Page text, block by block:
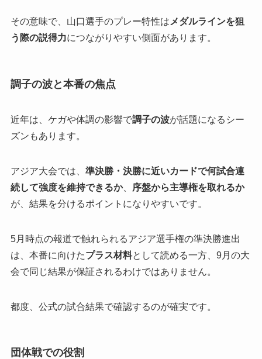
その意味で、山口選手のプレー特性は メダルラインを狙
う際の説得力につながりやすい側面があります。
調子の波と本番の焦点
近年は、ケガや体調の影響で調子の波が話題になるシー
ズンもあります。
アジア大会では、 準決勝・決勝に近いカードで何試合連
続して強度を維持できるか、
序盤から主導権を取れるか
が、結果を分けるポイントになりやすいです。
5月時点の報道で触れられるアジア選手権の準決勝進出
は、本番に向けたプラス材料として読める一方、9月の大
会で同じ結果が保証されるわけではありません。
都度、公式の試合結果で確認するのが確実です。
団体戦での役割